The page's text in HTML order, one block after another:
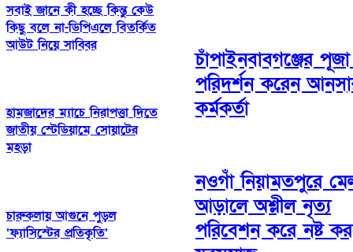
সবাই জানে কী হচ্ছে কিন্তু কেউ
কিছু বলে না-ডিপিএলে বিতর্কিত
আউট নিয়ে সাব্বির
হামজাদের ম্যাচে নিরাপত্তা দিতে
জাতীয় স্টেডিয়ামে সোয়াটের
মহড়া
চারুকলায় আগুনে পুড়ল
‘ফ্যাসিস্টের প্রতিকৃতি’
চাঁপাইনবাবগঞ্জের
পরিদর্শন করেন
কর্মকর্তা
নওগাঁ নিয়ামতপুরে
আড়ালে অশ্লীল নৃত্য
পরিবেশন করে নষ্ট